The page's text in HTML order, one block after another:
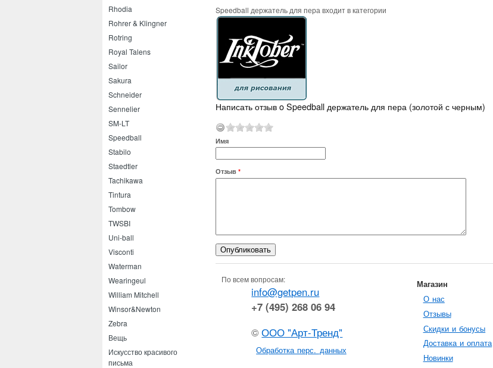
Rhodia
Rohrer & Klingner
Rotring
Royal Talens
Sailor
Sakura
Schneider
Sennelier
SM-LT
Speedball
Stabilo
Staedtler
Tachikawa
Tintura
Tombow
TWSBI
Uni-ball
Visconti
Waterman
Wearingeul
William Mitchell
Winsor&Newton
Zebra
Вещь
Искусство красивого
письма
Speedball держатель для пера входит в категории
Написать отзыв o Speedball держатель для пера (золотой с черным)
Имя
Отзыв *
По всем вопросам:
info@getpen.ru
+7 (495) 268 06 94
©ООО "Арт-Тренд"
Обработка перс. данных
Магазин
О нас
Отзывы
Скидки и бонусы
Доставка и оплата
Новинки